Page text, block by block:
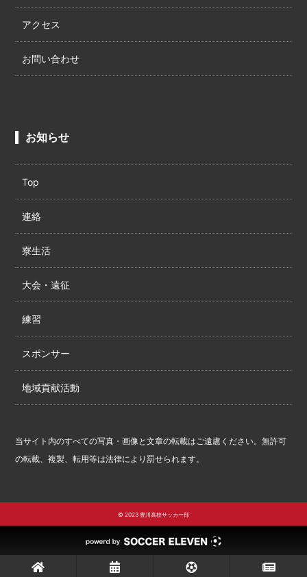
アクセス
お問い合わせ
お知らせ
Top
連絡
寮生活
大会・遠征
練習
スポンサー
地域貢献活動
当サイト内のすべての写真・画像と文章の転載はご遠慮ください。無許可
の転載、複製、転用等は法律により罰せられます。
© 2023 豊川高校サッカー部